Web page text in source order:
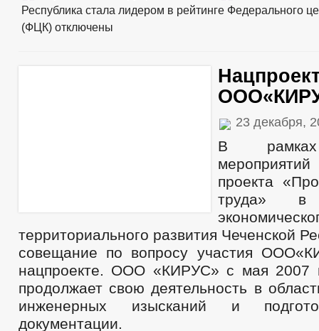
Республика стала лидером в рейтинге Федерального
(ФЦК) отключены
23 декабря,
В рамках
проекта
труда» в
территориального развития Чеченской
совещание по вопросу участия
нацпроекте. ООО «КИРУС» с мая 2007
продолжает свою деятельность в
инженерных изысканий и
документации.